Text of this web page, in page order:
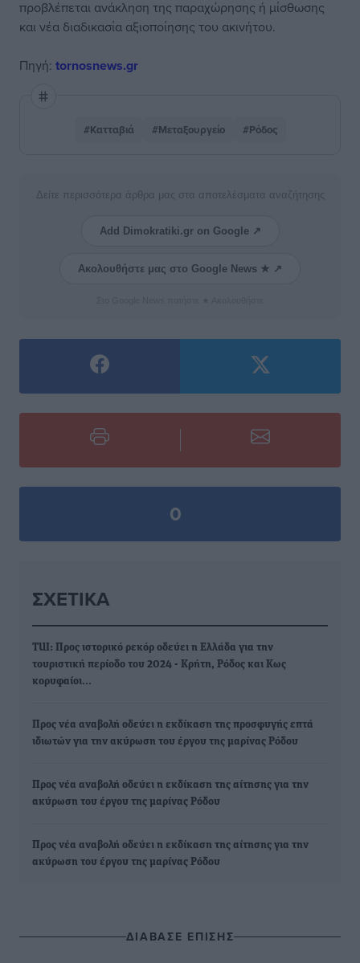
προβλέπεται ανάκληση της παραχώρησης ή μίσθωσης
και νέα διαδικασία αξιοποίησης του ακινήτου.
Πηγή: tornosnews.gr
#Κατταβιά #Μεταξουργείο #Ρόδος
Δείτε περισσότερα άρθρα μας στα αποτελέσματα αναζήτησης
Add Dimokratiki.gr on Google ↗
Ακολουθήστε μας στο Google News ★ ↗
0
ΣΧΕΤΙΚΆ
TUI: Προς ιστορικό ρεκόρ οδεύει η Ελλάδα για την
τουριστική περίοδο του 2024 - Κρήτη, Ρόδος και Κως
κορυφαίοι…
Προς νέα αναβολή οδεύει η εκδίκαση της προσφυγής επτά
ιδιωτών για την ακύρωση του έργου της μαρίνας Ρόδου
Προς νέα αναβολή οδεύει η εκδίκαση της αίτησης για την
ακύρωση του έργου της μαρίνας Ρόδου
Προς νέα αναβολή οδεύει η εκδίκαση της αίτησης για την
ακύρωση του έργου της μαρίνας Ρόδου
ΔΙΑΒΑΣΕ ΕΠΙΣΗΣ